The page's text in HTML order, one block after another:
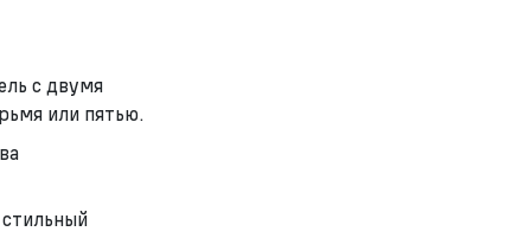
с двумя
или пятью.